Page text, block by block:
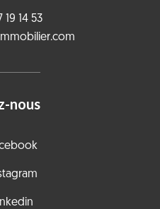
19 14 53
nous